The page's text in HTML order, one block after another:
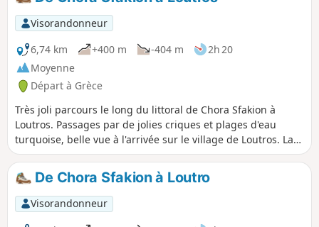
plein mois d'aout, par une journée assez
chaude et n'avons pas du tout souffert de la
chaleur, car partis à 8h30 du départ, nous
avons été 80% du temps à l'ombre.La
descente nous a pris 2 heures, en prenant
notre temps (photos).La descente est de 10 €
/ personne (il y a un petite cabanon à
l'entrée de la descente avec une personne)et
le taxi pour remonter est à 25 € ...
Visorandonneur
6,74 km
+400 m -404 m
2h 20
Moyenne
Départ à Grèce
Très joli parcours le long du littoral de Chora Sfakion à
Loutros. Passages par de jolies criques et plages d'eau
turquoise, belle vue à l'arrivée sur le village de Loutros. La
première partie au départ de Chora Skafion se fait sur
route, mais ensuite un joli sentier vous attend. Quelques
passages techniques avec des cailloux mais randonnée
ludique au global. Prévoir de bonnes chaussures.
De Chora Sfakion à Loutro
Visorandonneur